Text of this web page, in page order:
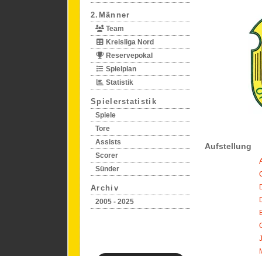
2.Männer
Team
Kreisliga Nord
Reservepokal
Spielplan
Statistik
Spielerstatistik
Spiele
Tore
Assists
Scorer
Sünder
Archiv
2005 - 2025
Aufstellung